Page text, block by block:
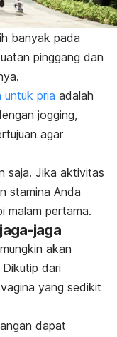
banyak pada
pinggang dan
untuk pria adalah
jogging,
agar
saja. Jika aktivitas
stamina Anda
malam pertama.
jaga
akan
dari
yang sedikit
dapat